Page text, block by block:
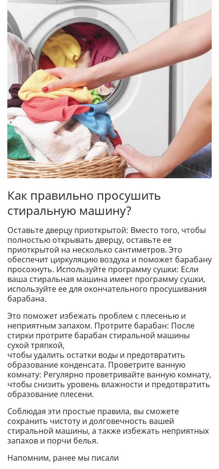
Как правильно просушить
стиральную машину?
Оставьте дверцу приоткрытой: Вместо того, чтобы
полностью открывать дверцу, оставьте ее
приоткрытой на несколько сантиметров. Это
обеспечит циркуляцию воздуха и поможет барабану
просохнуть. Используйте программу сушки: Если
ваша стиральная машина имеет программу сушки,
используйте ее для окончательного просушивания
барабана.
Это поможет избежать проблем с плесенью и
неприятным запахом. Протрите барабан: После
стирки протрите барабан стиральной машины
сухой тряпкой,
чтобы удалить остатки воды и предотвратить
образование конденсата. Проветрите ванную
комнату: Регулярно проветривайте ванную комнату,
чтобы снизить уровень влажности и предотвратить
образование плесени.
Соблюдая эти простые правила, вы сможете
сохранить чистоту и долговечность вашей
стиральной машины, а также избежать неприятных
запахов и порчи белья.
Напомним, ранее мы писали